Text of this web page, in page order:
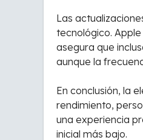
Las
tecnológico.
asegura que
aunque la
En conclusión, la
rendimiento,
una experiencia
inicial más bajo.